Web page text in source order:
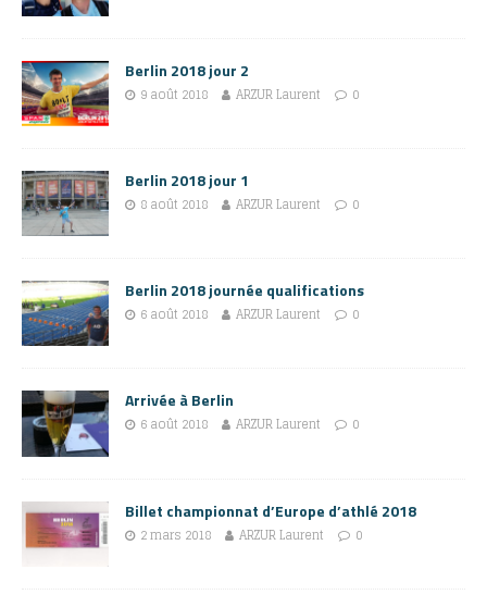
Berlin 2018 jour 2
9 août 2018 ARZUR Laurent 0
Berlin 2018 jour 1
8 août 2018 ARZUR Laurent 0
Berlin 2018 journée qualifications
6 août 2018 ARZUR Laurent 0
Arrivée à Berlin
6 août 2018 ARZUR Laurent 0
Billet championnat d’Europe d’athlé 2018
2 mars 2018 ARZUR Laurent 0